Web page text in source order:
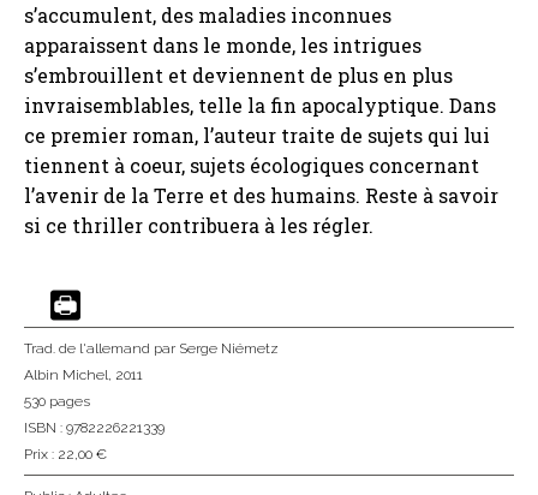
s’accumulent, des maladies inconnues
apparaissent dans le monde, les intrigues
s’embrouillent et deviennent de plus en plus
invraisemblables, telle la fin apocalyptique. Dans
ce premier roman, l’auteur traite de sujets qui lui
tiennent à coeur, sujets écologiques concernant
l’avenir de la Terre et des humains. Reste à savoir
si ce thriller contribuera à les régler.
Trad. de l'allemand par Serge Niémetz
Albin Michel, 2011
530 pages
ISBN : 9782226221339
Prix : 22,00 €